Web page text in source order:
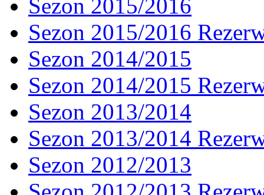
Sezon 2015/2016
Sezon 2015/2016
Sezon 2014/2015
Sezon 2014/2015
Sezon 2013/2014
Sezon 2013/2014
Sezon 2012/2013